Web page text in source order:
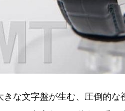
な文字盤が生む、圧倒的な